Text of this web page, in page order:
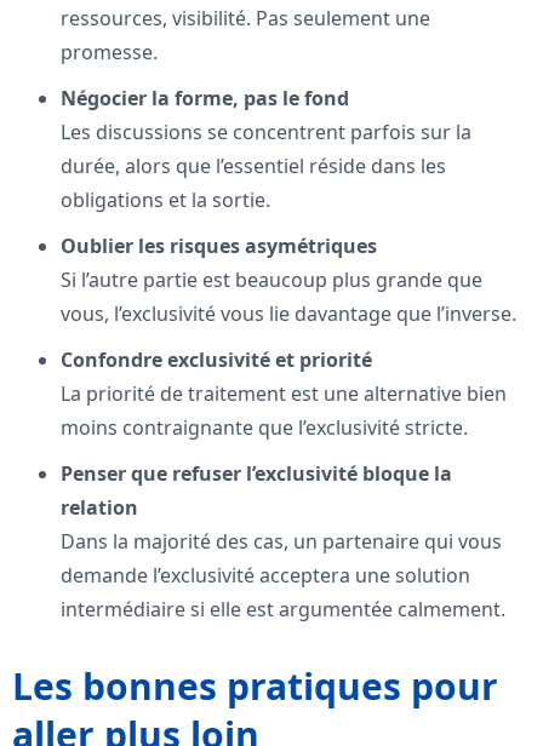
ressources, visibilité. Pas seulement une
promesse.
Négocier la forme, pas le fond
Les discussions se concentrent parfois sur la
durée, alors que l’essentiel réside dans les
obligations et la sortie.
Oublier les risques asymétriques
Si l’autre partie est beaucoup plus grande que
vous, l’exclusivité vous lie davantage que l’inverse.
Confondre exclusivité et priorité
La priorité de traitement est une alternative bien
moins contraignante que l’exclusivité stricte.
Penser que refuser l’exclusivité bloque la
relation
Dans la majorité des cas, un partenaire qui vous
demande l’exclusivité acceptera une solution
intermédiaire si elle est argumentée calmement.
Les bonnes pratiques pour
aller plus loin